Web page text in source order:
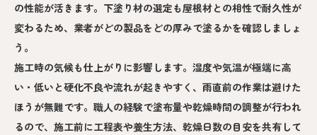
の性能が活きます。下塗り材の選定も屋根材との相性で耐久性が
変わるため、業者がどの製品をどの厚みで塗るかを確認しましょ
う。
施工時の気候も仕上がりに影響します。湿度や気温が極端に高
い・低いと硬化不良や流れが起きやすく、雨直前の作業は避けた
ほうが無難です。職人の経験で塗布量や乾燥時間の調整が行われ
るので、施工前に工程表や養生方法、乾燥日数の目安を共有して